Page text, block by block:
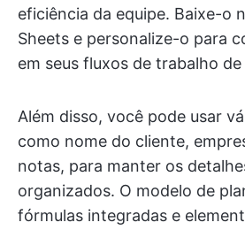
eficiência da equipe. Baixe-o
Sheets e personalize-o para
em seus fluxos de trabalho de
Além disso, você pode usar
como nome do cliente,
notas, para manter os
organizados. O modelo de
fórmulas integradas e